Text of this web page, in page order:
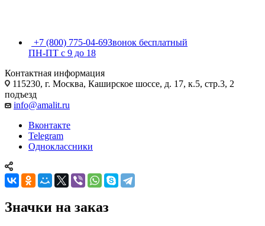
+7 (800) 775-04-69Звонок бесплатный
ПН-ПТ c 9 до 18
Контактная информация
115230, г. Москва, Каширское шоссе, д. 17, к.5, стр.3, 2
подъезд
info@amalit.ru
Вконтакте
Telegram
Одноклассники
Значки на заказ